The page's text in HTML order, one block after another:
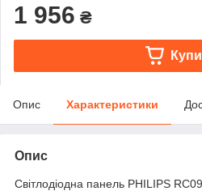
1 956 ₴
Опис Характеристики
Опис
Світлодіодна панель PHILIPS